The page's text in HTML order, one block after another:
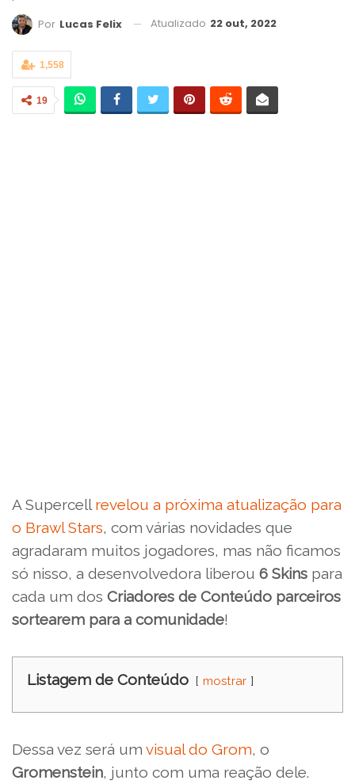
Por Lucas Felix Atualizado 22 out, 2022
1,558
19
A Supercell revelou a próxima atualização para
o Brawl Stars, com várias novidades que
agradaram muitos jogadores, mas não ficamos
só nisso, a desenvolvedora liberou 6 Skins para
cada um dos Criadores de Conteúdo parceiros
sortearem para a comunidade!
Listagem de Conteúdo mostrar
Dessa vez será um visual do Grom, o
Gromenstein, junto com uma reação dele.